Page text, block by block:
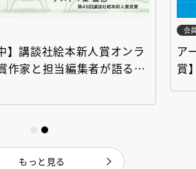
】講談社絵本新人賞オンラ
家と担当編集者が語る
会
ア
賞
もっと見る